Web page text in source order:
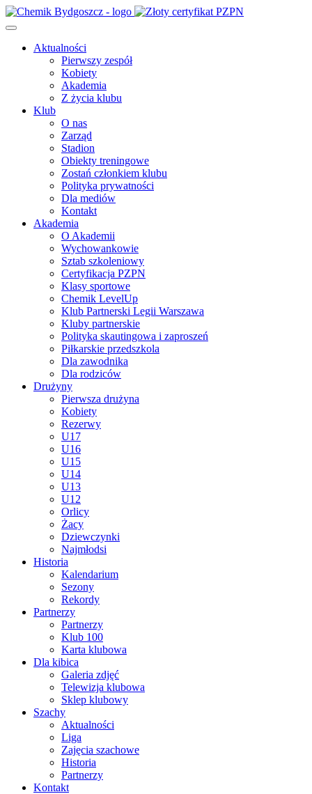
Aktualności
Pierwszy zespół
Kobiety
Akademia
Z życia klubu
Klub
O nas
Zarząd
Stadion
Obiekty treningowe
Zostań członkiem klubu
Polityka prywatności
Dla mediów
Kontakt
Akademia
O Akademii
Wychowankowie
Sztab szkoleniowy
Certyfikacja PZPN
Klasy sportowe
Chemik LevelUp
Klub Partnerski Legii Warszawa
Kluby partnerskie
Polityka skautingowa i zaproszeń
Piłkarskie przedszkola
Dla zawodnika
Dla rodziców
Drużyny
Pierwsza drużyna
Kobiety
Rezerwy
U17
U16
U15
U14
U13
U12
Orlicy
Żacy
Dziewczynki
Najmłodsi
Historia
Kalendarium
Sezony
Rekordy
Partnerzy
Partnerzy
Klub 100
Karta klubowa
Dla kibica
Galeria zdjęć
Telewizja klubowa
Sklep klubowy
Szachy
Aktualności
Liga
Zajęcia szachowe
Historia
Partnerzy
Kontakt